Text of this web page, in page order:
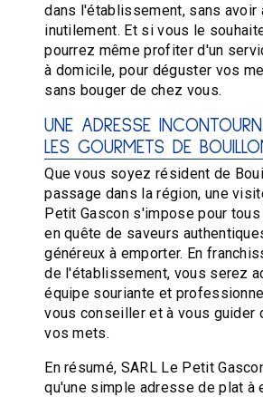
dans l'établissement, sans avoir
inutilement. Et si vous le
pourrez même profiter d'un
à domicile, pour déguster vos
sans bouger de chez vous.
UNE ADRESSE
LES GOURMETS DE
Que vous soyez résident de
passage dans la région, une
Petit Gascon s'impose pour
en quête de saveurs
généreux à emporter. En
de l'établissement, vous serez
équipe souriante et
vous conseiller et à vous guider
vos mets.
En résumé, SARL Le Petit
qu'une simple adresse de plat à